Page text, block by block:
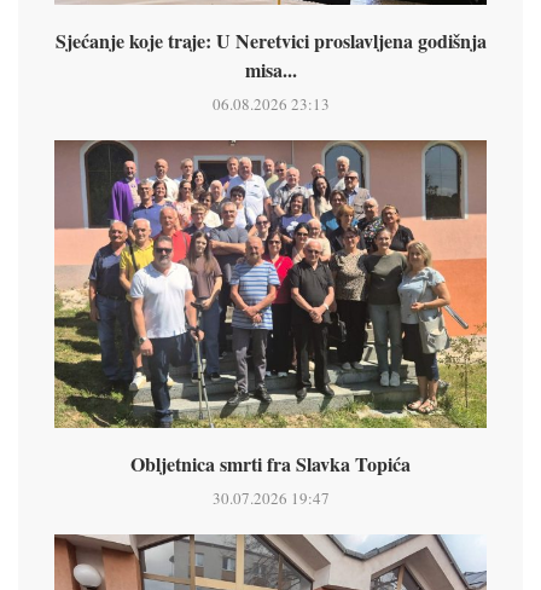
Sjećanje koje traje: U Neretvici proslavljena godišnja
misa...
06.08.2026 23:13
Obljetnica smrti fra Slavka Topića
30.07.2026 19:47